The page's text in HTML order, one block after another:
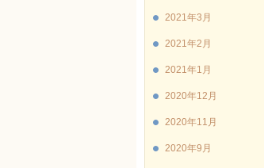
2021年3月
2021年2月
2021年1月
2020年12月
2020年11月
2020年9月